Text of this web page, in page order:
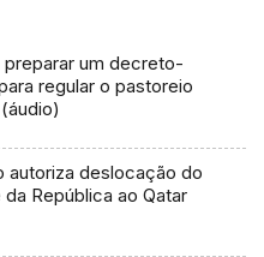
preparar um decreto-
regular o pastoreio
autoriza deslocação do
República ao Qatar